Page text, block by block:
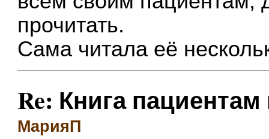
прочитать.
Сама читала её
Re: Книга
МарияП